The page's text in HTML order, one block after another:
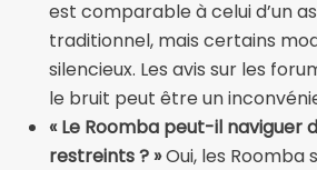
est comparable à celui d’un
traditionnel, mais certains
silencieux. Les avis sur les
le bruit peut être un
« Le Roomba peut-il naviguer
restreints ? »Oui, les